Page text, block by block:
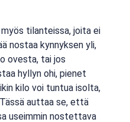
tilanteissa, joita ei
nostaa kynnyksen yli,
ovesta, tai jos
hyllyn ohi, pienet
kilo voi tuntua isolta,
auttaa se, että
useimmin nostettava